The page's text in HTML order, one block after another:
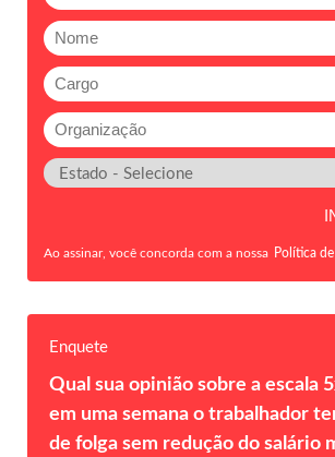
Ao assinar, você concorda com a nossa Política
Enquete
Qual sua opinião sobre a escala
em uma semana o trabalhador
de folga sem redução do salário